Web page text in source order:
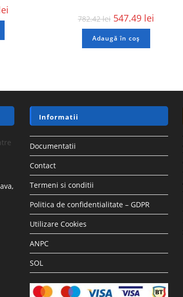
782.42lei 547.49 lei
Adaugă în coș
Informatii
Documentatii
Contact
Termeni si conditii
Politica de confidentialitate – GDPR
Utilizare Cookies
ANPC
SOL